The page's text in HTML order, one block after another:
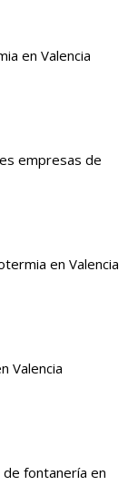
en Valencia
empresas de
en Valencia
Valencia
fontanería en